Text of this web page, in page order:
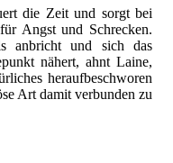
die Zeit und sorgt bei
Angst und Schrecken.
anbricht und sich das
nähert, ahnt Laine,
heraufbeschworen
Art damit verbunden zu